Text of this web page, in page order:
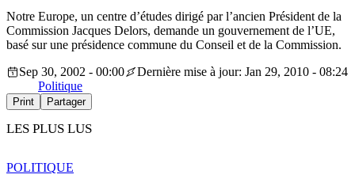
Notre Europe, un centre d’études dirigé par l’ancien Président de la
Commission Jacques Delors, demande un gouvernement de l’UE,
basé sur une présidence commune du Conseil et de la Commission.
Sep 30, 2002 - 00:00
Dernière mise à jour: Jan 29, 2010 - 08:24
Politique
Print Partager
LES PLUS LUS
POLITIQUE